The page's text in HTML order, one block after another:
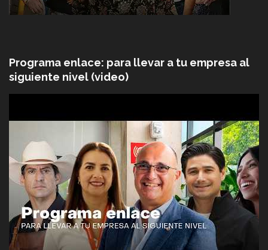
Programa enlace: para llevar a tu empresa al
siguiente nivel (video)